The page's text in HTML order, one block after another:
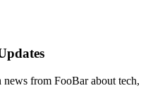
news from FooBar about